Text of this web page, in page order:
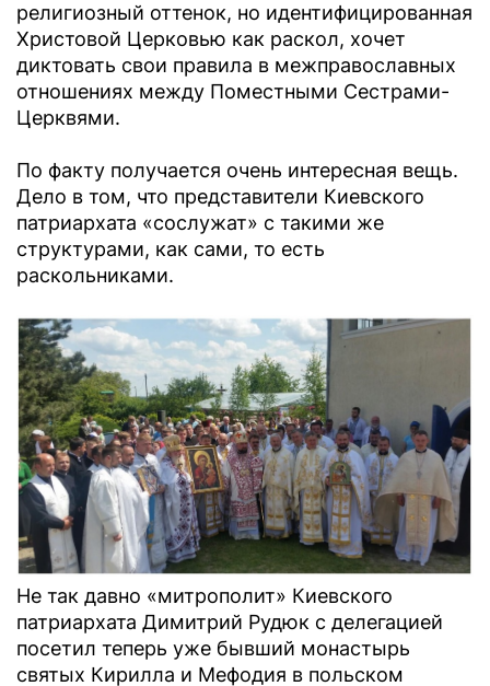
религиозный оттенок, но идентифицированная
Христовой Церковью как раскол, хочет
диктовать свои правила в межправославных
отношениях между Поместными Сестрами-
Церквями.
По факту получается очень интересная вещь.
Дело в том, что представители Киевского
патриархата «сослужат» с такими же
структурами, как сами, то есть
раскольниками.
Не так давно «митрополит» Киевского
патриархата Димитрий Рудюк с делегацией
посетил теперь уже бывший монастырь
святых Кирилла и Мефодия в польском